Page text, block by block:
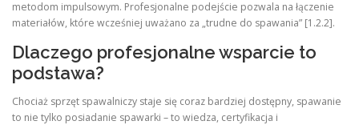
metodom impulsowym. Profesjonalne podejście pozwala na łączenie
materiałów, które wcześniej uważano za „trudne do spawania” [1.2.2].
Dlaczego profesjonalne wsparcie to
podstawa?
Chociaż sprzęt spawalniczy staje się coraz bardziej dostępny, spawanie
to nie tylko posiadanie spawarki – to wiedza, certyfikacja i